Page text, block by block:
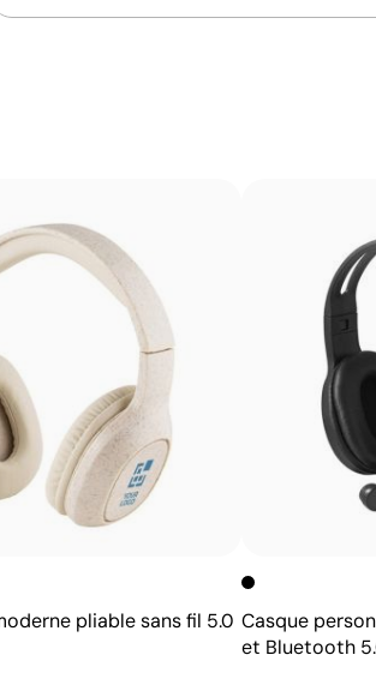
Couleurs unies intenses avec
Possibilité d’impression des
exactes
Couleurs plates intenses avec
Résistance supérieure à un
Idéal pour vêtements nécessitant
pliable sans fil 5.0 Casque
et Bluetooth